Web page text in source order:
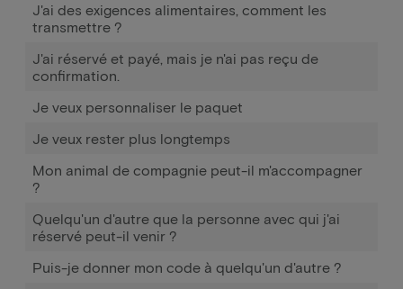
J'ai des exigences alimentaires, comment les
transmettre ?
J'ai réservé et payé, mais je n'ai pas reçu de
confirmation.
Je veux personnaliser le paquet
Je veux rester plus longtemps
Mon animal de compagnie peut-il m'accompagner
?
Quelqu'un d'autre que la personne avec qui j'ai
réservé peut-il venir ?
Puis-je donner mon code à quelqu'un d'autre ?